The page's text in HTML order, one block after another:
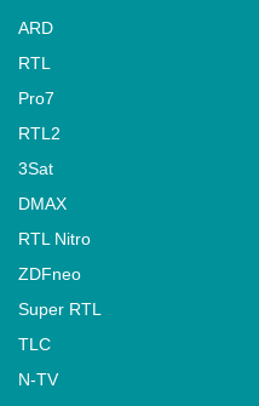
ARD
RTL
Pro7
RTL2
3Sat
DMAX
RTL Nitro
ZDFneo
Super RTL
TLC
N-TV